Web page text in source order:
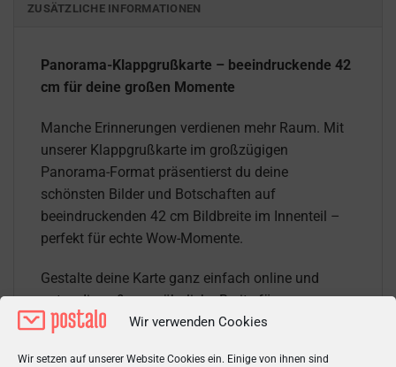
Wir verwenden Cookies
Wir setzen auf unserer Website Cookies ein. Einige von ihnen sind
ZUSÄTZLICHE INFORMATIONEN
Panorama-Klappgrußkarte – beeindruckende 42
cm für deine großen Momente
Manche Erinnerungen verdienen mehr Raum. Mit
unserer Klappgrußkarte im großzügigen
Panorama-Format präsentierst du deine
schönsten Bilder und Botschaften auf
beeindruckenden 42 cm Bildbreite im Innenteil –
perfekt für echte Wow-Momente.
Gestalte deine Karte ganz einfach online und
nutze die außergewöhnliche Breite für
atemberaubende Panoramafotos, kreative